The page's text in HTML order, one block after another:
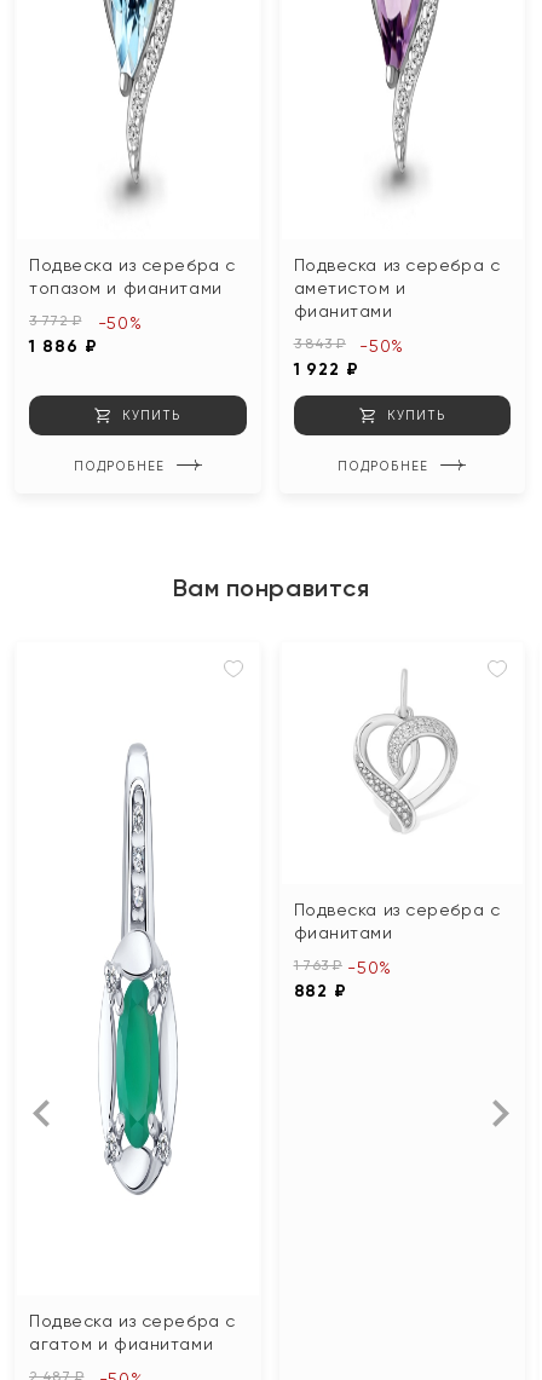
Подвеска из серебра с
топазом и фианитами
3 772 ₽
1 886 ₽
-50%
КУПИТЬ
ПОДРОБНЕЕ
Подвеска из серебра с
аметистом и
фианитами
3 843 ₽
1 922 ₽
-50%
КУПИТЬ
ПОДРОБНЕЕ
Вам понравится
Подвеска из серебра с
агатом и фианитами
2 487 ₽
Подвеска из серебра с
фианитами
1 763 ₽
882 ₽
-50%